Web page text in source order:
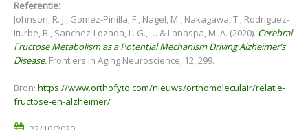
Referentie:
Johnson, R. J., Gomez-Pinilla, F., Nagel, M., Nakagawa, T., Rodriguez-
Iturbe, B., Sanchez-Lozada, L. G., … & Lanaspa, M. A. (2020). Cerebral
Fructose Metabolism as a Potential Mechanism Driving Alzheimer’s
Disease. Frontiers in Aging Neuroscience, 12, 299.
Bron: https://www.orthofyto.com/nieuws/orthomoleculair/relatie-
fructose-en-alzheimer/